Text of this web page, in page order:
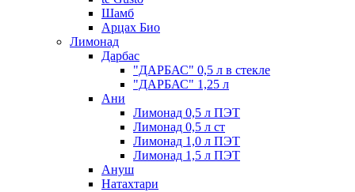
Шамб
Арцах Био
Лимонад
Дарбас
"ДАРБАС" 0,5 л в стекле
"ДАРБАС" 1,25 л
Ани
Лимонад 0,5 л ПЭТ
Лимонад 0,5 л ст
Лимонад 1,0 л ПЭТ
Лимонад 1,5 л ПЭТ
Ануш
Натахтари